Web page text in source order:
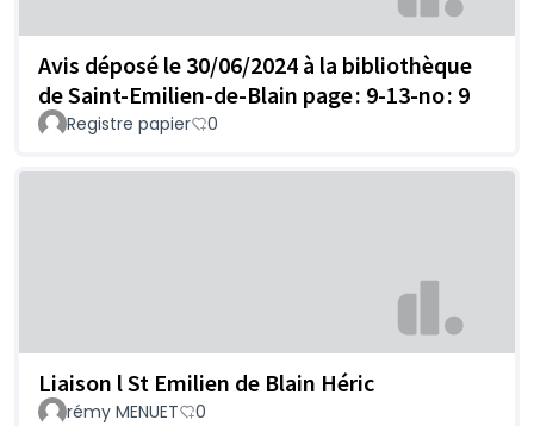
Avis déposé le 30/06/2024 à la bibliothèque
de Saint-Emilien-de-Blain page : 9-13-no : 9
Registre papier 0
Liaison l St Emilien de Blain Héric
rémy MENUET 0